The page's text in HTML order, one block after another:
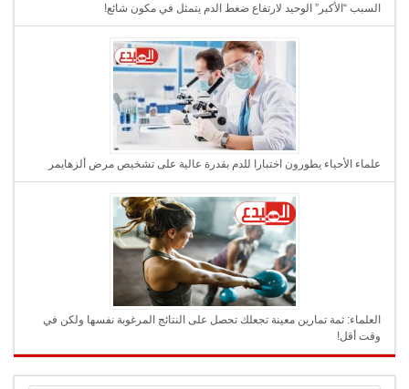
السبب “الأكبر” الوحيد لارتفاع ضغط الدم يتمثل في مكون شائع!
علماء الأحياء يطورون اختبارا للدم بقدرة عالية على تشخيص مرض ألزهايمر
العلماء: ثمة تمارين معينة تجعلك تحصل على النتائج المرغوبة نفسها ولكن في
وقت أقل!